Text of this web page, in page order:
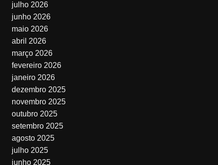
julho 2026
junho 2026
maio 2026
abril 2026
março 2026
fevereiro 2026
janeiro 2026
dezembro 2025
novembro 2025
outubro 2025
setembro 2025
agosto 2025
julho 2025
junho 2025